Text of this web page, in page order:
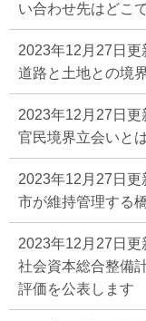
い合わせ先はどこ
2023年12月27日更
道路と土地との境
2023年12月27日更
官民境界立会いと
2023年12月27日更
市が維持管理する
2023年12月27日更
社会資本総合整備
評価を公表します